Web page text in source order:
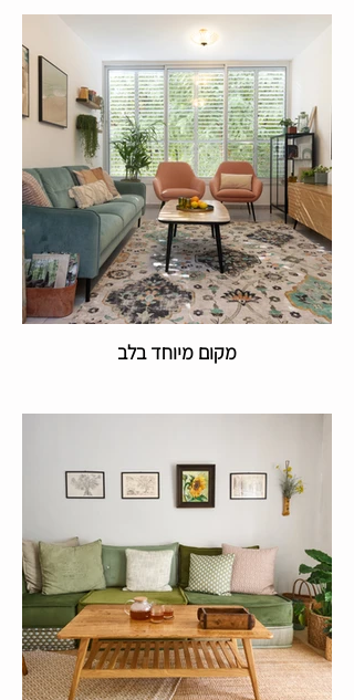
מקום מיוחד בלב